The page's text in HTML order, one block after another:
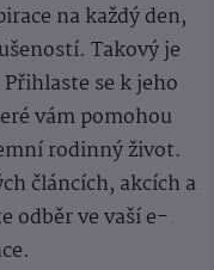
na každý den,
Takový je
se k jeho
vám pomohou
rodinný život.
článcích, akcích a
odběr ve vaší e-